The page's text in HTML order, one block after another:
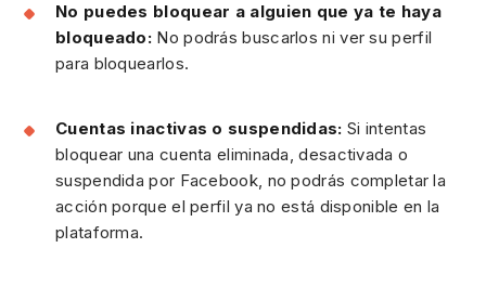
No puedes bloquear a alguien que ya te haya
bloqueado: No podrás buscarlos ni ver su perfil
para bloquearlos.
Cuentas inactivas o suspendidas: Si intentas
bloquear una cuenta eliminada, desactivada o
suspendida por Facebook, no podrás completar la
acción porque el perfil ya no está disponible en la
plataforma.